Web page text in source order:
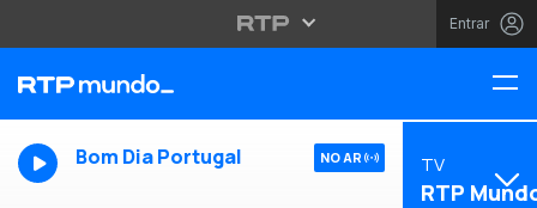
Entrar
Bom Dia Portugal NO AR TV
RTP